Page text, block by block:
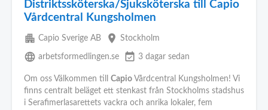
Distriktssköterska/Sjuksköterska till Capio
Vårdcentral Kungsholmen
apartment Capio Sverige AB place Stockholm
language arbetsformedlingen.se event_available 3 dagar sedan
Om oss Välkommen till Capio Vårdcentral Kungsholmen! Vi
finns centralt beläget ett stenkast från Stockholms stadshus
i Serafimerlasarettets vackra och anrika lokaler, fem